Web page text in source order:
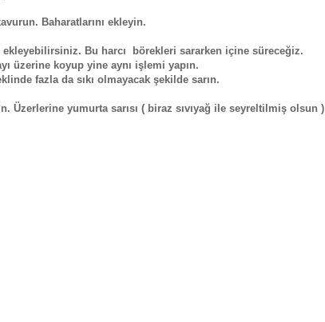
Baharatlarını ekleyin.
ekleyebilirsiniz. Bu harcı börekleri sararken içine süreceğiz.
üzerine koyup yine aynı işlemi yapın.
fazla da sıkı olmayacak şekilde sarın.
Üzerlerine yumurta sarısı ( biraz sıvıyağ ile seyreltilmiş olsun )